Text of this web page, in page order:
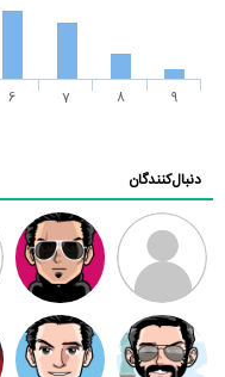
6 7 8 9
دنبال‌کنندگان
ممدرضا رضا کاظمی